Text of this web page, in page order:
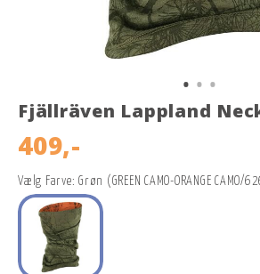
Fjällräven Lappland
409,-
Vælg Farve: Grøn (GREEN CAMO-ORANGE CAMO/